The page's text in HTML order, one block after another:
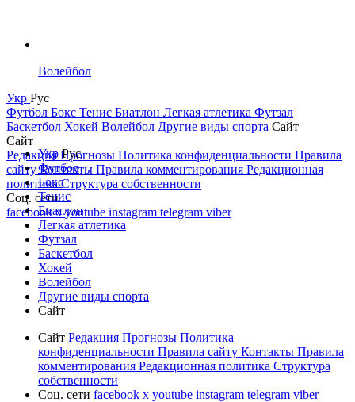
Волейбол
Укр Рус
Футбол Бокс Тенис Биатлон Легкая атлетика Футзал
Баскетбол Хокей Волейбол Другие виды спорта Сайт
Сайт
РедакцияПрогнозы Политика конфиденциальности Правила
сайтуКонтакты Правила комментирования Редакционная
политикаСтруктура собственности
Соц. сети
facebookxyoutube instagram telegram viber
УкрРус
Футбол
Бокс
Тенис
Биатлон
Легкая атлетика
Футзал
Баскетбол
Хокей
Волейбол
Другие виды спорта
Сайт
Сайт Редакция Прогнозы Политика
конфиденциальности Правила сайту Контакты Правила
комментирования Редакционная политика Структура
собственности
Соц. сети facebook x youtube instagram telegram viber